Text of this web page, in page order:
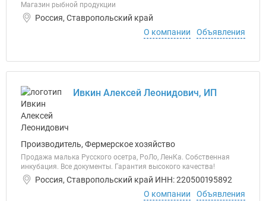
Магазин рыбной продукции
Россия, Ставропольский край
О компании
Объявления
Ивкин Алексей Леонидович, ИП
Производитель, Фермерское хозяйство
Продажа малька Русского осетра, РоЛо, ЛенКа. Собственная
инкубация. Все документы. Гарантия высокого качества!
Россия, Ставропольский край ИНН: 220500195892
О компании
Объявления